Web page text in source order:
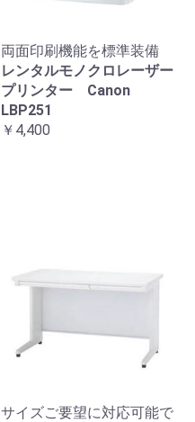
両面印刷機能を標準装備
レンタルモノクロレーザー
プリンター Canon
LBP251
￥4,400
サイズご要望に対応可能で